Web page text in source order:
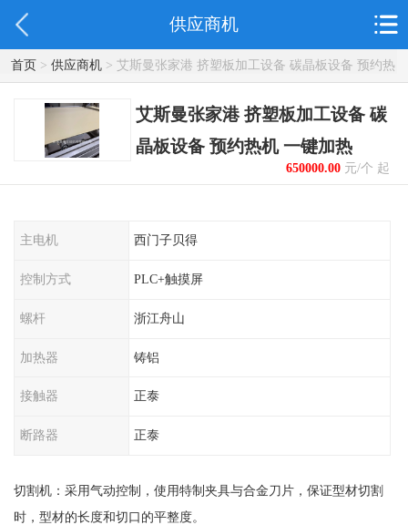
供应商机
首页> 供应商机> 艾斯曼张家港 挤塑板加工设备 碳晶板设备 预约热
机 一键加热
艾斯曼张家港 挤塑板加工设备 碳
晶板设备 预约热机 一键加热
650000.00元/个 起
主电机 西门子贝得
控制方式 PLC+触摸屏
螺杆 浙江舟山
加热器 铸铝
接触器 正泰
断路器 正泰
切割机：采用气动控制，使用特制夹具与合金刀片，保证型材切割
时，型材的长度和切口的平整度。